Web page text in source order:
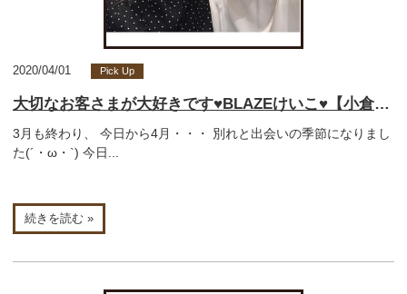
2020/04/01 Pick Up
大切なお客さまが大好きです♥BLAZEけいこ♥【小倉南区守恒美容室】
3月も終わり、 今日から4月・・・ 別れと出会いの季節になりまし
た(´・ω・`) 今日...
続きを読む »